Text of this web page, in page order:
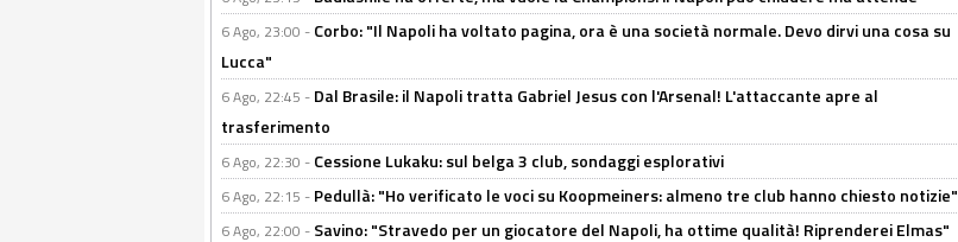
6 Ago, 23:00 - Corbo: "Il Napoli ha voltato pagina, ora è una società normale. Devo dirvi una cosa su
Lucca"
6 Ago, 22:45 - Dal Brasile: il Napoli tratta Gabriel Jesus con l'Arsenal! L'attaccante apre al
trasferimento
6 Ago, 22:30 - Cessione Lukaku: sul belga 3 club, sondaggi esplorativi
6 Ago, 22:15 - Pedullà: "Ho verificato le voci su Koopmeiners: almeno tre club hanno chiesto notizie"
6 Ago, 22:00 - Savino: "Stravedo per un giocatore del Napoli, ha ottime qualità! Riprenderei Elmas"